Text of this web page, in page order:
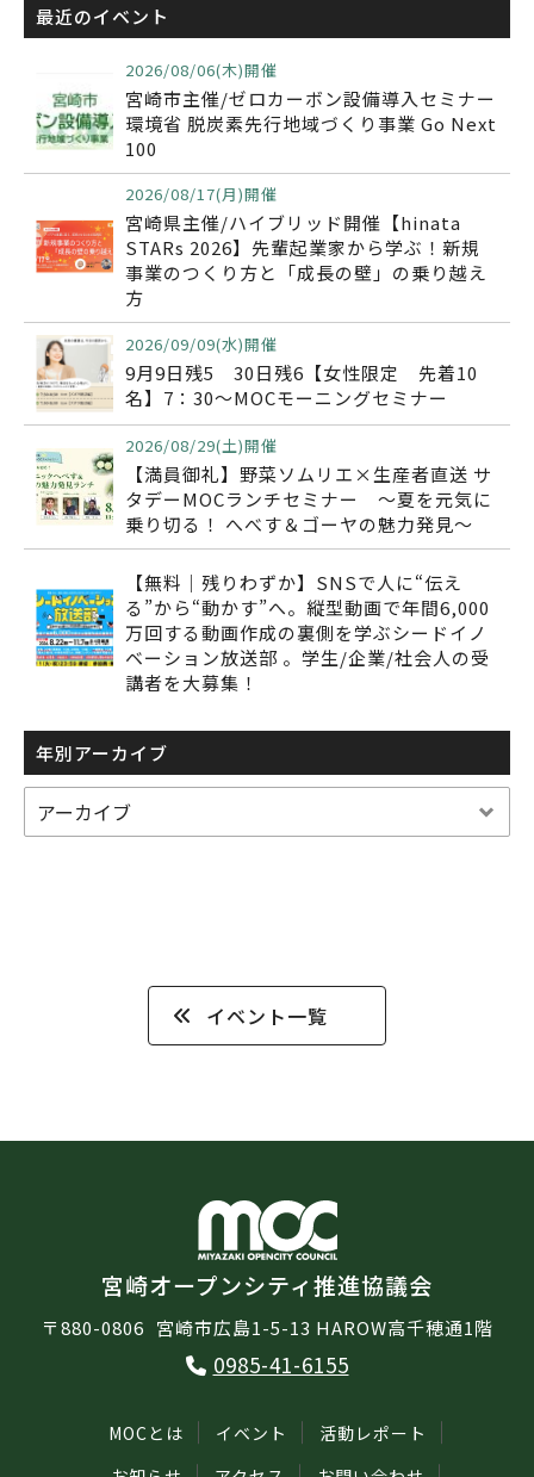
最近のイベント
2026/08/06(木)開催
宮崎市主催/ゼロカーボン設備導入セミナー
環境省 脱炭素先行地域づくり事業 Go Next
100
2026/08/17(月)開催
宮崎県主催/ハイブリッド開催【hinata
STARs 2026】先輩起業家から学ぶ！新規
事業のつくり方と「成長の壁」の乗り越え
方
2026/09/09(水)開催
9月9日残5 30日残6【女性限定 先着10
名】7：30～MOCモーニングセミナー
2026/08/29(土)開催
【満員御礼】野菜ソムリエ×生産者直送 サ
タデーMOCランチセミナー ～夏を元気に
乗り切る！ へべす＆ゴーヤの魅力発見～
【無料｜残りわずか】SNSで人に“伝え
る”から“動かす”へ。縦型動画で年間6,000
万回する動画作成の裏側を学ぶシードイノ
ベーション放送部 。学生/企業/社会人の受
講者を大募集！
年別アーカイブ
イベント一覧
宮崎オープンシティ推進協議会
〒880-0806 宮崎市広島1-5-13 HAROW高千穂通1階
0985-41-6155
MOCとは イベント
活動レポート